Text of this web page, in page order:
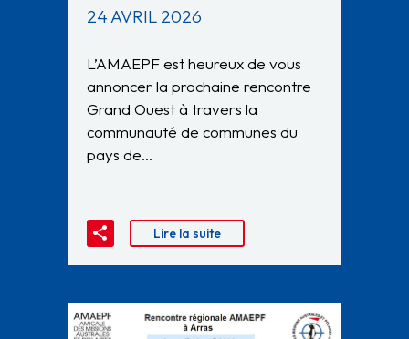
24 AVRIL 2026
L’AMAEPF est heureux de vous
annoncer la prochaine rencontre
Grand Ouest à travers la
communauté de communes du
pays de…
Lire la suite